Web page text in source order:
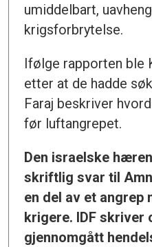
umiddelbart,
krigsforbrytelse.
Ifølge rapporten ble
etter at de hadde
Faraj beskriver
før luftangrepet.
Den israelske
skriftlig svar til
en del av et angrep
krigere. IDF skriver
gjennomgått